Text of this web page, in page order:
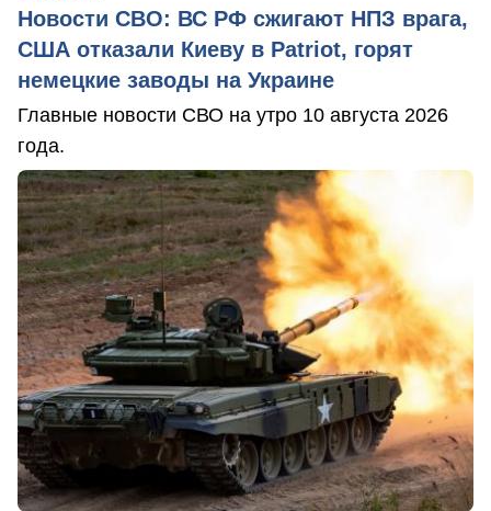
Новости СВО: ВС РФ сжигают НПЗ врага,
США отказали Киеву в Patriot, горят
немецкие заводы на Украине
Главные новости СВО на утро 10 августа 2026
года.